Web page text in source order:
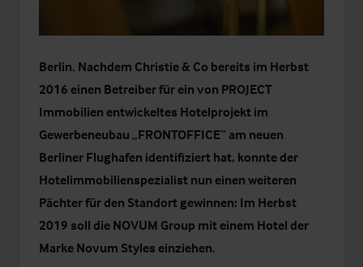
Berlin. Nachdem Christie & Co bereits im Herbst
2016 einen Betreiber für ein von PROJECT
Immobilien entwickeltes Hotelprojekt im
Gewerbeneubau „FRONTOFFICE“ am neuen
Berliner Flughafen identifiziert hat, konnte der
Hotelimmobilienspezialist nun einen weiteren
Pächter für den Standort gewinnen: Im Herbst
2019 soll die NOVUM Group mit einem Hotel der
Marke Novum Styles einziehen.